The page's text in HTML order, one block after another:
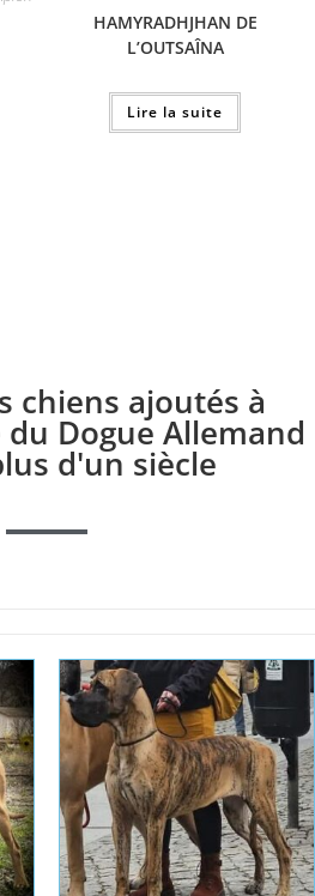
HAMYRADHJHAN DE
L’OUTSAÎNA
Lire la suite
chiens ajoutés à
Dogue Allemand
d'un siècle